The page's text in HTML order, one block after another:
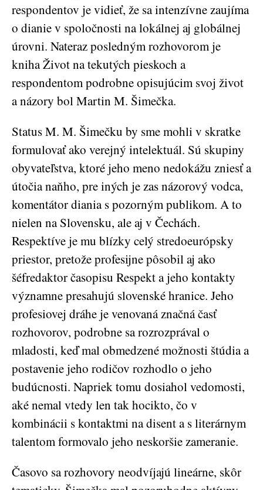
respondentov je vidieť, že sa intenzívne zaujíma
o dianie v spoločnosti na lokálnej aj globálnej
úrovni. Nateraz posledným rozhovorom je
kniha Život na tekutých pieskoch a
respondentom podrobne opisujúcim svoj život
a názory bol Martin M. Šimečka.
Status M. M. Šimečku by sme mohli v skratke
formulovať ako verejný intelektuál. Sú skupiny
obyvateľstva, ktoré jeho meno nedokážu zniesť a
útočia naňho, pre iných je zas názorový vodca,
komentátor diania s pozorným publikom. A to
nielen na Slovensku, ale aj v Čechách.
Respektíve je mu blízky celý stredoeurópsky
priestor, pretože profesijne pôsobil aj ako
šéfredaktor časopisu Respekt a jeho kontakty
významne presahujú slovenské hranice. Jeho
profesiovej dráhe je venovaná značná časť
rozhovorov, podrobne sa rozrozprával o
mladosti, keď mal obmedzené možnosti štúdia a
postavenie jeho rodičov rozhodlo o jeho
budúcnosti. Napriek tomu dosiahol vedomosti,
aké nemal vtedy len tak hocikto, čo v
kombinácii s kontaktmi na disent a s literárnym
talentom formovalo jeho neskoršie zameranie.
Časovo sa rozhovory neodvíjajú lineárne, skôr